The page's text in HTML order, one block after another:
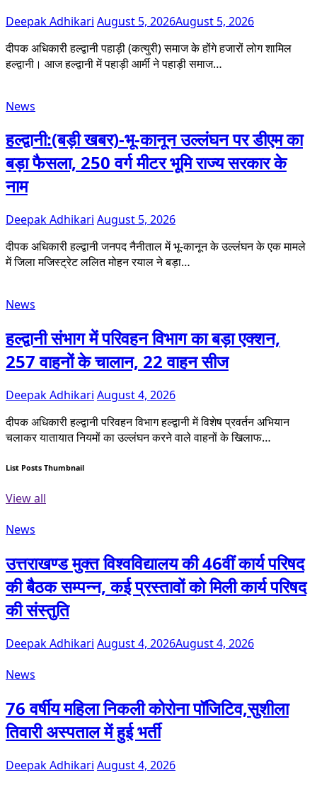
Deepak Adhikari August 5, 2026August 5, 2026
दीपक अधिकारी हल्द्वानी पहाड़ी (कत्युरी) समाज के होंगे हजारों लोग शामिल
हल्द्वानी। आज हल्द्वानी में पहाड़ी आर्मी ने पहाड़ी समाज…
News
हल्द्वानी:(बड़ी खबर)-भू-कानून उल्लंघन पर डीएम का
बड़ा फैसला, 250 वर्ग मीटर भूमि राज्य सरकार के
नाम
Deepak Adhikari August 5, 2026
दीपक अधिकारी हल्द्वानी जनपद नैनीताल में भू-कानून के उल्लंघन के एक मामले
में जिला मजिस्ट्रेट ललित मोहन रयाल ने बड़ा…
News
हल्द्वानी संभाग में परिवहन विभाग का बड़ा एक्शन,
257 वाहनों के चालान, 22 वाहन सीज
Deepak Adhikari August 4, 2026
दीपक अधिकारी हल्द्वानी परिवहन विभाग हल्द्वानी में विशेष प्रवर्तन अभियान
चलाकर यातायात नियमों का उल्लंघन करने वाले वाहनों के खिलाफ…
List Posts Thumbnail
View all
News
उत्तराखण्ड मुक्त विश्वविद्यालय की 46वीं कार्य परिषद
की बैठक सम्पन्न, कई प्रस्तावों को मिली कार्य परिषद
की संस्तुति
Deepak Adhikari August 4, 2026August 4, 2026
News
76 वर्षीय महिला निकली कोरोना पॉजिटिव,सुशीला
तिवारी अस्पताल में हुई भर्ती
Deepak Adhikari August 4, 2026